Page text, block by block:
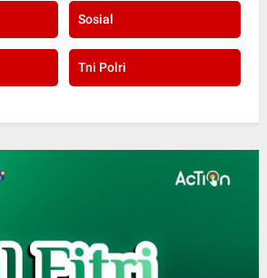
Sosial
Tni Polri